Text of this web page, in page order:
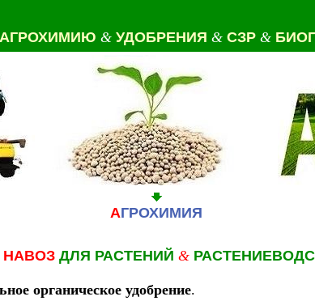
АГРОХИМИЮ & УДОБРЕНИЯ & СЗР &
АГРОХИМИЯ
НАВОЗ ДЛЯ РАСТЕНИЙ &
органическое удобрение.